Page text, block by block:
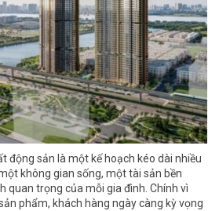
động sản là một kế hoạch kéo dài nhiều
không gian sống, một tài sản bền
quan trọng của mỗi gia đình. Chính vì
phẩm, khách hàng ngày càng kỳ vọng